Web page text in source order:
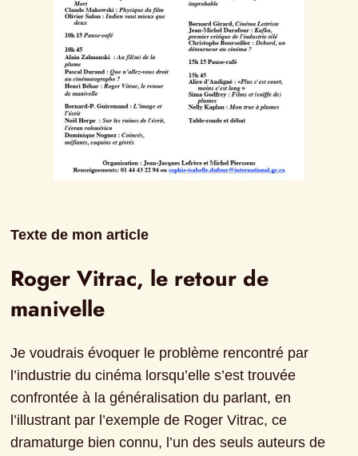
Texte de mon article
Roger Vitrac, le retour de
manivelle
Je voudrais évoquer le problème rencontré par
l’industrie du cinéma lorsqu’elle s’est trouvée
confrontée à la généralisation du parlant, en
l’illustrant par l’exemple de Roger Vitrac, ce
dramaturge bien connu, l’un des seuls auteurs de